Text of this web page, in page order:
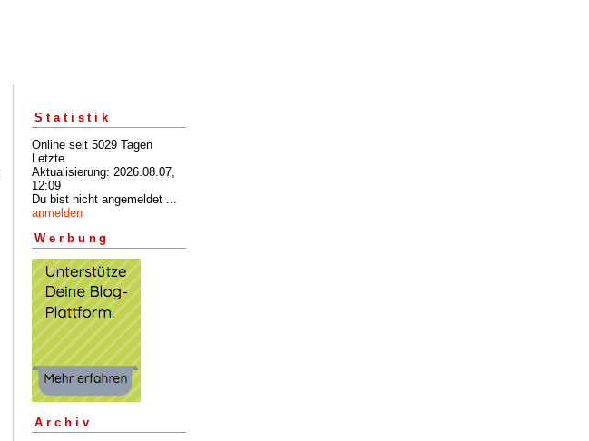
Statistik
Online seit 5029 Tagen
Letzte
Aktualisierung: 2026.08.07,
12:09
Du bist nicht angemeldet ...
anmelden
Werbung
Archiv